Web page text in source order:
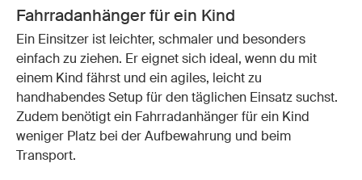
Fahrradanhänger für ein Kind
Ein Einsitzer ist leichter, schmaler und besonders
einfach zu ziehen. Er eignet sich ideal, wenn du mit
einem Kind fährst und ein agiles, leicht zu
handhabendes Setup für den täglichen Einsatz suchst.
Zudem benötigt ein Fahrradanhänger für ein Kind
weniger Platz bei der Aufbewahrung und beim
Transport.